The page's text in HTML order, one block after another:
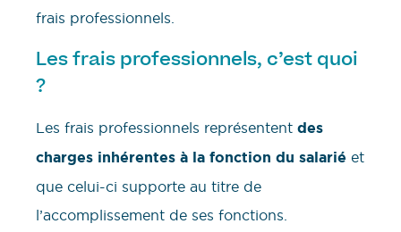
frais professionnels.
Les frais professionnels, c’est quoi
?
Les frais professionnels représentent des
charges inhérentes à la fonction du salarié et
que celui-ci supporte au titre de
l’accomplissement de ses fonctions.